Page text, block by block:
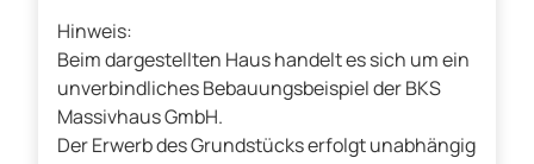
Hinweis:
Beim dargestellten Haus handelt es sich um ein
unverbindliches Bebauungsbeispiel der BKS
Massivhaus GmbH.
Der Erwerb des Grundstücks erfolgt unabhängig